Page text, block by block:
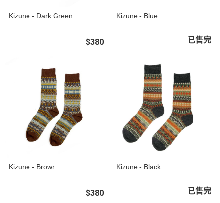
Kizune - Dark Green
$380
Kizune - Blue
已售完
Kizune - Brown
$380
Kizune - Black
已售完